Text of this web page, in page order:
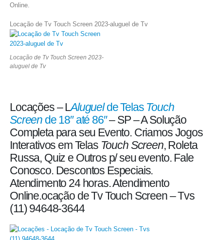
Online.
Locação de Tv Touch Screen 2023-aluguel de Tv
Locação de Tv Touch Screen 2023-
aluguel de Tv
Locações – LAluguelde Telas Touch
Screen de 18″ até 86″– SP – A Solução
Completa para seu Evento. Criamos Jogos
Interativos em Telas Touch Screen, Roleta
Russa, Quiz e Outros p/ seu evento. Fale
Conosco. Descontos Especiais.
Atendimento 24 horas. Atendimento
Online.ocação de Tv Touch Screen – Tvs
(11) 94648-3644